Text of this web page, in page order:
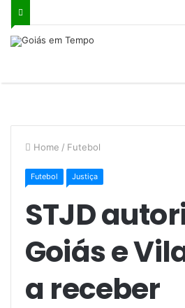
Home / Futebol
Futebol Justiça
STJD
Goiás e
a receber